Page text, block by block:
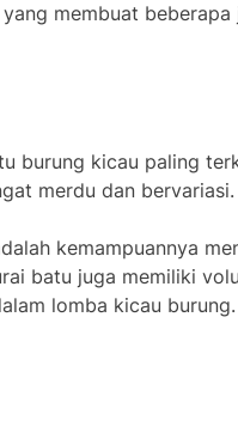
membuat
burung kicau paling
merdu dan bervariasi.
kemampuannya
batu juga memiliki
lomba kicau burung.